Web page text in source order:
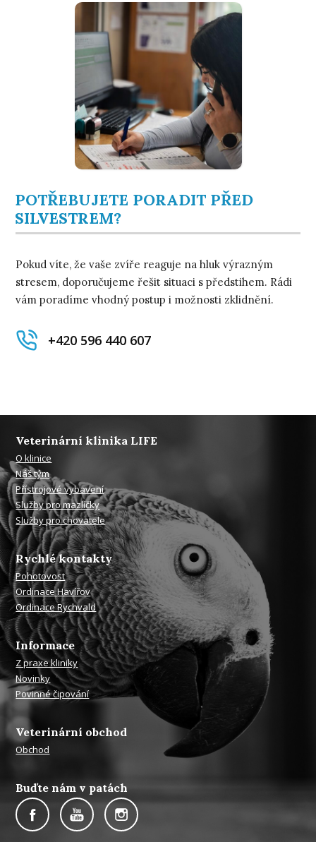
POTŘEBUJETE PORADIT PŘED
SILVESTREM?
Pokud víte, že vaše zvíře reaguje na hluk výrazným
stresem, doporučujeme řešit situaci s předstihem. Rádi
vám poradíme vhodný postup i možnosti zklidnění.
+420 596 440 607
Veterinární klinika LIFE
O klinice
Náš tým
Přístrojové vybavení
Služby pro mazlíčky
Služby pro chovatele
Rychlé kontakty
Pohotovost
Ordinace Havířov
Ordinace Rychvald
Informace
Z praxe kliniky
Novinky
Povinné čipování
Veterinární obchod
Obchod
Buďte nám v patách